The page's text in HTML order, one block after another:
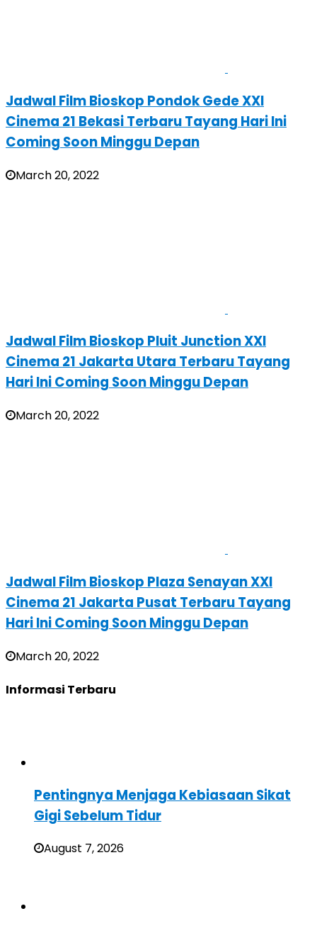
Jadwal Film Bioskop Pondok Gede XXI
Cinema 21 Bekasi Terbaru Tayang Hari Ini
Coming Soon Minggu Depan
March 20, 2022
Jadwal Film Bioskop Pluit Junction XXI
Cinema 21 Jakarta Utara Terbaru Tayang
Hari Ini Coming Soon Minggu Depan
March 20, 2022
Jadwal Film Bioskop Plaza Senayan XXI
Cinema 21 Jakarta Pusat Terbaru Tayang
Hari Ini Coming Soon Minggu Depan
March 20, 2022
Informasi Terbaru
Pentingnya Menjaga Kebiasaan Sikat
Gigi Sebelum Tidur
August 7, 2026